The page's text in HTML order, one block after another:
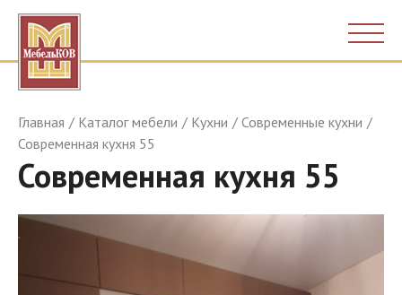
Главная Каталог мебели Кухни
Современные кухни
Современная кухня 55
Современная кухня 55